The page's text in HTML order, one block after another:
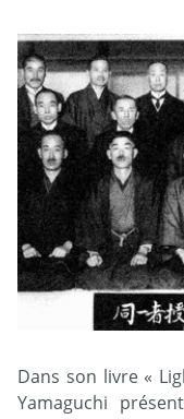
Dans son livre «
Yamaguchi